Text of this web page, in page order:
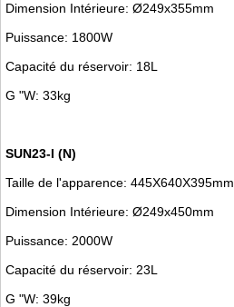
Dimension Intérieure: Ø249x355mm
Puissance: 1800W
Capacité du réservoir: 18L
G "W: 33kg
SUN23-I (N)
Taille de l'apparence: 445X640X395mm
Dimension Intérieure: Ø249x450mm
Puissance: 2000W
Capacité du réservoir: 23L
G "W: 39kg